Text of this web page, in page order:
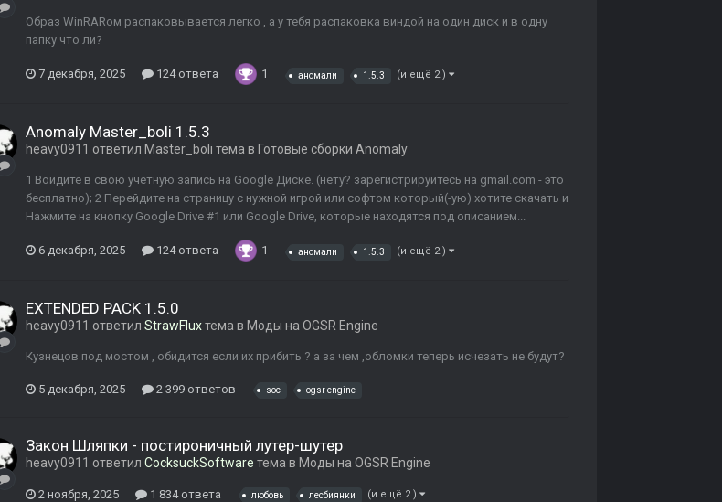
Образ WinRARом распаковывается легко , а у тебя распаковка виндой на один диск и в одну
папку что ли?
7 декабря, 2025 124 ответа 1 аномали 1.5.3 (и ещё 2 )
Anomaly Master_boli 1.5.3
heavy0911 ответил Master_boli тема в Готовые сборки Anomaly
1 Войдите в свою учетную запись на Google Диске. (нету? зарегистрируйтесь на gmail.com - это
бесплатно); 2 Перейдите на страницу с нужной игрой или софтом который(-ую) хотите скачать и
Нажмите на кнопку Google Drive #1 или Google Drive, которые находятся под описанием...
6 декабря, 2025 124 ответа 1 аномали 1.5.3 (и ещё 2 )
EXTENDED PACK 1.5.0
heavy0911 ответил StrawFluxтема в Моды на OGSR Engine
Кузнецов под мостом , обидится если их прибить ? а за чем ,обломки теперь исчезать не будут?
5 декабря, 2025 2 399 ответов soc ogsr engine
Закон Шляпки - постироничный лутер-шутер
heavy0911 ответил CocksuckSoftware тема в Моды на OGSR Engine
2 ноября, 2025 1 834 ответа любовь лесбиянки (и ещё 2 )